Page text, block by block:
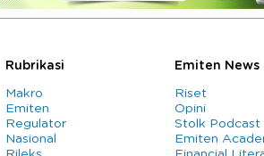
Rubrikasi
Makro
Emiten
Regulator
Nasional
Emiten News
Riset
Opini
Stolk Podcast
Emiten